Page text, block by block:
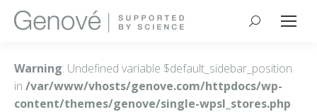
Buscar:
Warning: Undefined variable $default_sidebar_position
in /var/www/vhosts/genove.com/httpdocs/wp-
content/themes/genove/single-wpsl_stores.php